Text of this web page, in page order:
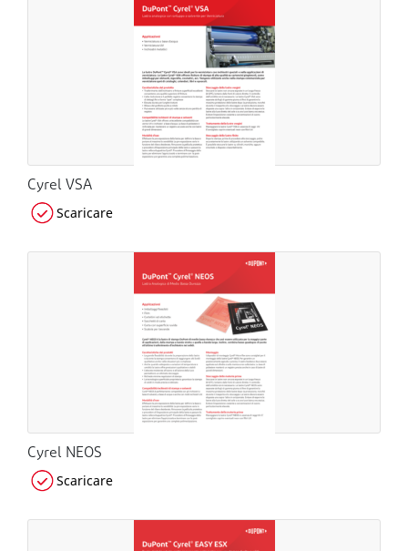
Cyrel VSA
Scaricare
Cyrel NEOS
Scaricare